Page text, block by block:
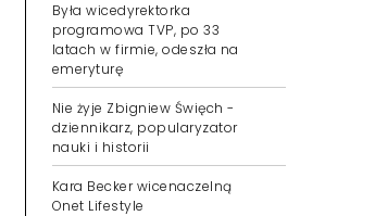
Była wicedyrektorka
programowa TVP, po 33
latach w firmie, odeszła na
emeryturę
Nie żyje Zbigniew Święch -
dziennikarz, popularyzator
nauki i historii
Kara Becker wicenaczelną
Onet Lifestyle